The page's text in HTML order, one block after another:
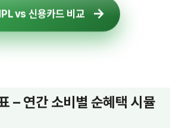
vs 신용카드 비교
– 연간 소비별 순혜택 시뮬